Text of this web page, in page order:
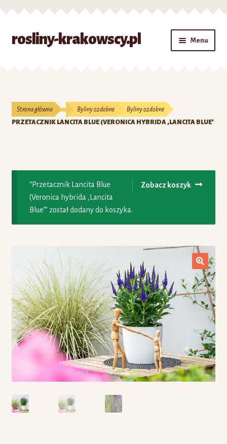
Przejdź
Przejdź
rosliny-krakowscy.pl Menu
Kontakt
Moje konto
O nas
Zamówienie
Strona główna Byliny ozdobne
Byliny ozdobne
PRZETACZNIK LANCITA BLUE (VERONICA HYBRIDA ‚LANCITA BLUE’
Zobacz koszyk
“Przetacznik Lancita Blue
(Veronica hybrida ‚Lancita
Blue’” został dodany do koszyka.